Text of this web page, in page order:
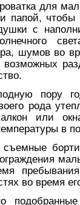
для
папой, чтобы
с
шумов во
пору
рода
или
в
съемные
во время